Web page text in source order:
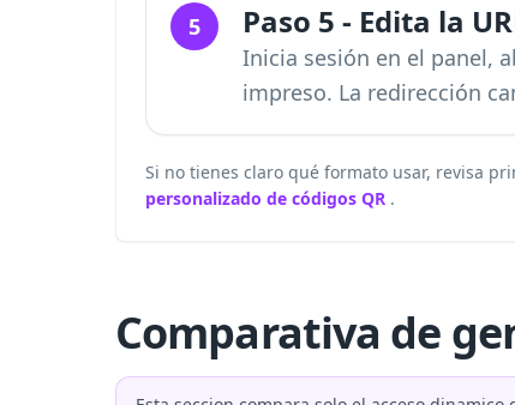
5 Paso 5 - Edita la
Inicia sesión en el panel,
impreso. La redirección
Si no tienes claro qué formato usar, revisa
personalizado de códigos QR .
Comparativa de